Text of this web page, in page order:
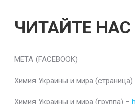
ЧИТАЙТЕ
META (FACEBOOK)
Химия Украины и мира (страница)
Химия Украины и мира (группа) –